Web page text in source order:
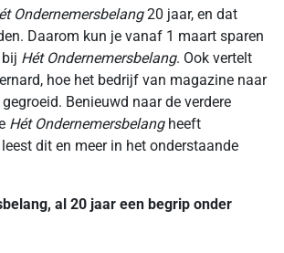
Ondernemersbelang20 jaar, en dat
Daarom kun je vanaf 1 maart sparen
Hét Ondernemersbelang. Ook vertelt
hoe het bedrijf van magazine naar
Benieuwd naar de verdere
Hét Ondernemersbelangheeft
dit en meer in het onderstaande
al 20 jaar een begrip onder